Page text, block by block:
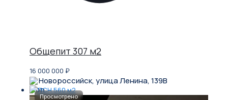
Общепит 307 м2
16 000 000 ₽
Новороссийск, улица Ленина, 139В